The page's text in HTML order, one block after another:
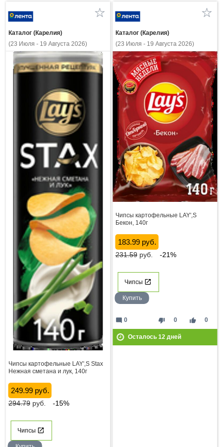
Каталог (Карелия)
(23 Июля - 19 Августа 2026)
Чипсы картофельные LAY',S Stax
Нежная сметана и лук, 140г
249.99 руб.
294.79руб. -15%
Чипсы
Каталог (Карелия)
(23 Июля - 19 Августа 2026)
Чипсы картофельные LAY',S
Бекон, 140г
183.99 руб.
231.59руб. -21%
Чипсы
Купить
thumb_down 0 thumb_up 0
mode_comment 0
Осталось 12дней